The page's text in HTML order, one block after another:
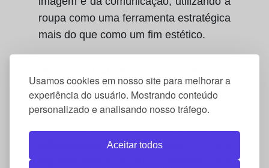
Usamos cookies em nosso site para melhorar a
experiência do usuário. Mostrando conteúdo
personalizado e analisando nosso tráfego.
Aceitar todos
roupa como uma ferramenta estratégica
mais do que como um fim estético.
coaching?
As saídas são muito variadas: você
independente, trabalhar em